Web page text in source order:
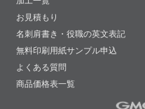
お見積もり
名刺肩書き・役職の英文表記
無料印刷用紙サンプル申込
よくある質問
商品価格表一覧